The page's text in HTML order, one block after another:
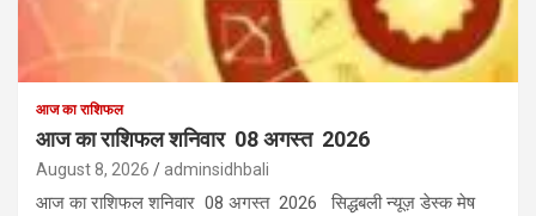
आज का राशिफल
आज का राशिफल शनिवार 08 अगस्त 2026
August 8, 2026 adminsidhbali
आज का राशिफल शनिवार 08 अगस्त 2026 सिद्धबली न्यूज़ डेस्क मेष